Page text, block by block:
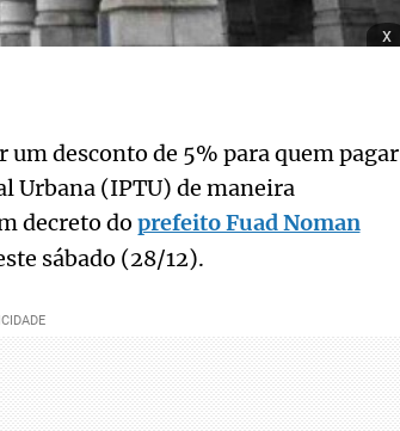
x
desconto de 5% para quem pagar
Urbana (IPTU) de maneira
decreto do prefeito Fuad Noman
sábado (28/12).